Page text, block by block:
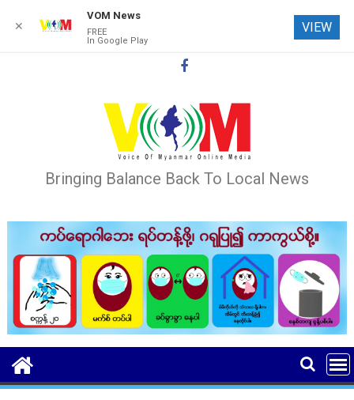
Bringing Balance Back To Local News
✕
VOM News
FREE
In Google Play
VIEW